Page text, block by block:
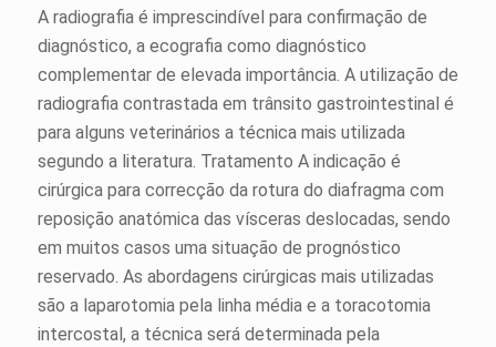
A radiografia é imprescindível para confirmação de
diagnóstico, a ecografia como diagnóstico
complementar de elevada importância. A utilização de
radiografia contrastada em trânsito gastrointestinal é
para alguns veterinários a técnica mais utilizada
segundo a literatura. Tratamento A indicação é
cirúrgica para correcção da rotura do diafragma com
reposição anatómica das vísceras deslocadas, sendo
em muitos casos uma situação de prognóstico
reservado. As abordagens cirúrgicas mais utilizadas
são a laparotomia pela linha média e a toracotomia
intercostal, a técnica será determinada pela